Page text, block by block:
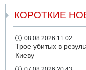
КОРОТКИЕ
08.08.2026 11:02
Трое убитых в
Киеву